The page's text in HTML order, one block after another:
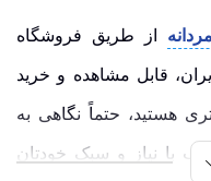
از طریق فروشگاه
قابل مشاهده و خرید
هستید، حتماً نگاهی به
با نیاز و سبک خودتان